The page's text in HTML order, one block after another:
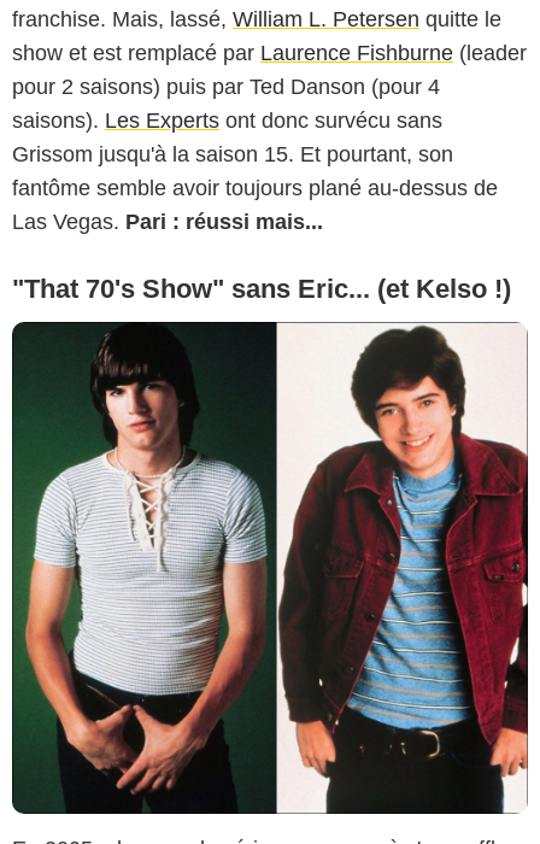
franchise. Mais, lassé, William L. Petersen quitte le
show et est remplacé par Laurence Fishburne (leader
pour 2 saisons) puis par Ted Danson (pour 4
saisons). Les Experts ont donc survécu sans
Grissom jusqu'à la saison 15. Et pourtant, son
fantôme semble avoir toujours plané au-dessus de
Las Vegas. Pari : réussi mais...
"That 70's Show" sans Eric... (et Kelso !)